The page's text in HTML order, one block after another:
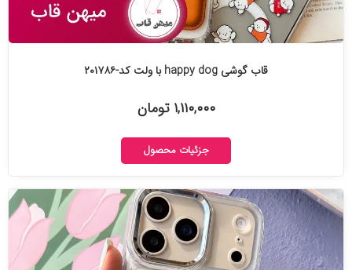
قاب گوشی happy dog با ولت کد-۲۰۱۷۸۶
۱,۱۱۰,۰۰۰ تومان
جزئیات محصول